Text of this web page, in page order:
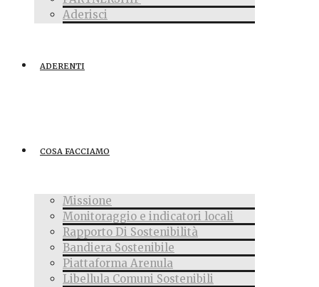
Aderisci
ADERENTI
COSA FACCIAMO
Missione
Monitoraggio e indicatori locali
Rapporto Di Sostenibilità
Bandiera Sostenibile
Piattaforma Arenula
Libellula Comuni Sostenibili